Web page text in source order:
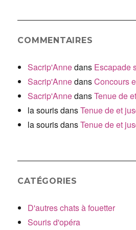
COMMENTAIRES
Sacrip'Annedans Escapade
Sacrip'AnnedansConcours
Sacrip'AnnedansTenue de
la sourisdansTenue de et
la sourisdansTenue de et
CATÉGORIES
D'autres chats à fouetter
Souris d'opéra